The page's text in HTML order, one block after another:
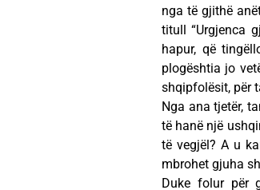
nga të gjithë
titull “Urgjenca
hapur, që
plogështia jo
shqipfolësit, për
Nga ana tjetër,
të hanë një
të vegjël? A u
mbrohet gjuha
Duke folur për